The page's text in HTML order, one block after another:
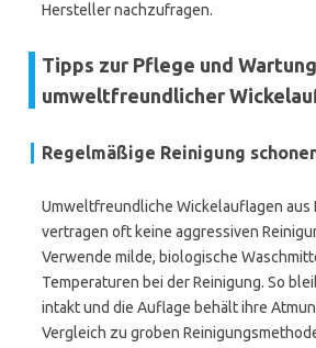
Hersteller nachzufragen.
Tipps zur Pflege und Wartung
umweltfreundlicher
Regelmäßige Reinigung
Umweltfreundliche Wickelauflagen
vertragen oft keine aggressiven
Verwende milde, biologische
Temperaturen bei der Reinigung. So
intakt und die Auflage behält ihre
Vergleich zu groben